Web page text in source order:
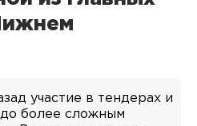
участие в тендерах и
более сложным